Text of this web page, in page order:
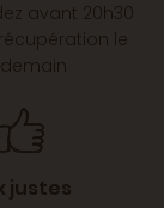
avant 20h30
le
justes